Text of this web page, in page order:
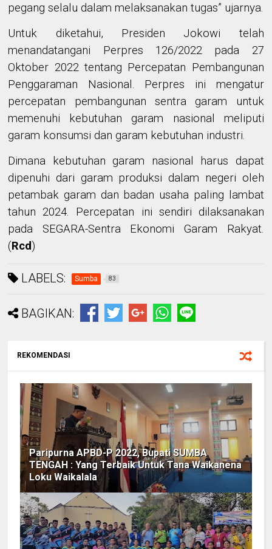
pegang selalu dalam melaksanakan tugas” ujarnya.
Untuk diketahui, Presiden Jokowi telah
menandatangani Perpres 126/2022 pada 27
Oktober 2022 tentang Percepatan Pembangunan
Penggaraman Nasional. Perpres ini mengatur
percepatan pembangunan sentra garam untuk
memenuhi kebutuhan garam nasional meliputi
garam konsumsi dan garam kebutuhan industri.
Dimana kebutuhan garam nasional harus dapat
dipenuhi dari garam produksi dalam negeri oleh
petambak garam dan badan usaha paling lambat
tahun 2024. Percepatan ini sendiri dilaksanakan
pada SEGARA-Sentra Ekonomi Garam Rakyat.
(Rcd)
LABELS: Sumba 83
BAGIKAN:
REKOMENDASI
Paripurna APBD-P 2022, Bupati SUMBA
TENGAH : Yang Terbaik Untuk Tana Waikanena
Loku Waikalala